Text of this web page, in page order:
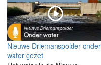
Nieuwe Driemanspolder onder
water gezet